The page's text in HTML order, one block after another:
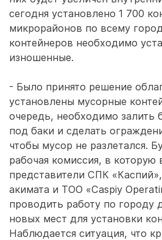
сегодня установлено 1 700
микрорайонов по всему
контейнеров необходимо
изношенные.
- Было принято решение
установлены мусорные
очередь, необходимо залить
под баки и сделать
чтобы мусор не разлетался.
рабочая комиссия, в которую
представители СПК
акимата и ТОО «Caspiy
проводить работу по городу
новых мест для установки
Наблюдается ситуация, что